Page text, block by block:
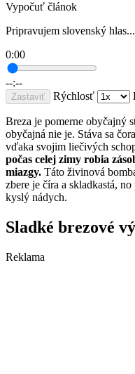
Vypočuť článok
Pripravujem slovenský hlas...
0:00
--:--
Zastaviť Rýchlosť
Breza je pomerne obyčajný
obyčajná nie je. Stáva sa
vďaka svojim liečivých
počas celej zimy robia
miazgy. Táto živinová
zbere je číra a skladkastá,
kyslý nádych.
Sladké brezové
Reklama